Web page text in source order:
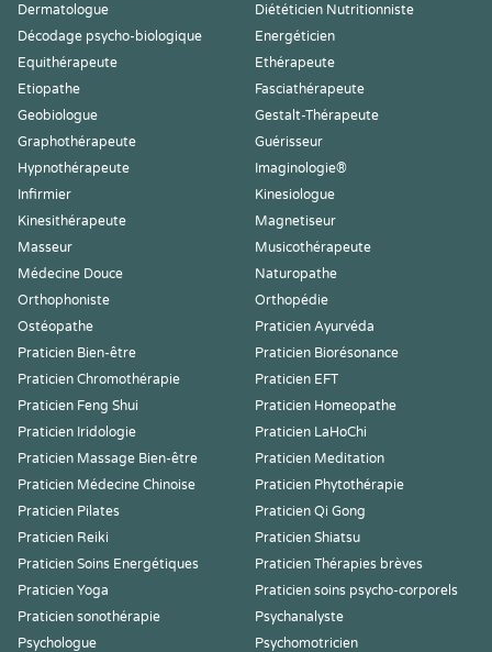
Dermatologue
Diététicien Nutritionniste
Décodage psycho-biologique
Energéticien
Equithérapeute
Ethérapeute
Etiopathe
Fasciathérapeute
Geobiologue
Gestalt-Thérapeute
Graphothérapeute
Guérisseur
Hypnothérapeute
Imaginologie®
Infirmier
Kinesiologue
Kinesithérapeute
Magnetiseur
Masseur
Musicothérapeute
Médecine Douce
Naturopathe
Orthophoniste
Orthopédie
Ostéopathe
Praticien Ayurvéda
Praticien Bien-être
Praticien Biorésonance
Praticien Chromothérapie
Praticien EFT
Praticien Feng Shui
Praticien Homeopathe
Praticien Iridologie
Praticien LaHoChi
Praticien Massage Bien-être
Praticien Meditation
Praticien Médecine Chinoise
Praticien Phytothérapie
Praticien Pilates
Praticien Qi Gong
Praticien Reiki
Praticien Shiatsu
Praticien Soins Energétiques
Praticien Thérapies brèves
Praticien Yoga
Praticien soins psycho-corporels
Praticien sonothérapie
Psychanalyste
Psychologue
Psychomotricien